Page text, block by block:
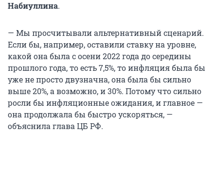
Набиуллина.
— Мы просчитывали альтернативный сценарий.
Если бы, например, оставили ставку на уровне,
какой она была с осени 2022 года до середины
прошлого года, то есть 7,5%, то инфляция была бы
уже не просто двузначна, она была бы сильно
выше 20%, а возможно, и 30%. Потому что сильно
росли бы инфляционные ожидания, и главное —
она продолжала бы быстро ускоряться, —
объяснила глава ЦБ РФ.